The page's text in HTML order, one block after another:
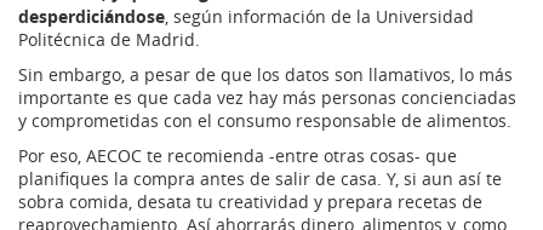
desperdiciándose, según información de la Universidad
Politécnica de Madrid.
Sin embargo, a pesar de que los datos son llamativos, lo más
importante es que cada vez hay más personas concienciadas
y comprometidas con el consumo responsable de alimentos.
Por eso, AECOC te recomienda -entre otras cosas- que
planifiques la compra antes de salir de casa. Y, si aun así te
sobra comida, desata tu creatividad y prepara recetas de
reaprovechamiento. Así ahorrarás dinero, alimentos y, como